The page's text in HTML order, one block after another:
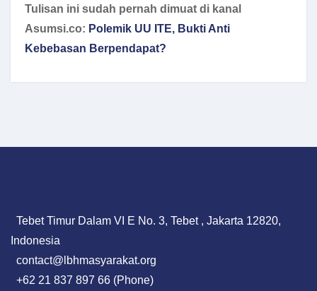
Tulisan ini sudah pernah dimuat di kanal
Asumsi.co: Polemik UU ITE, Bukti Anti
Kebebasan Berpendapat?
Tebet Timur Dalam VI E No. 3, Tebet , Jakarta 12820,
Indonesia
contact@lbhmasyarakat.org
+62 21 837 897 66 (Phone)